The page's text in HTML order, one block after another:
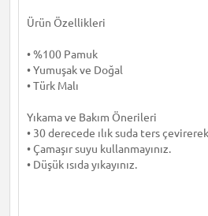
Ürün Özellikleri
• %100 Pamuk
• Yumuşak ve Doğal
• Türk Malı
Yıkama ve Bakım Önerileri
• 30 derecede ılık suda ters çevirerek
• Çamaşır suyu kullanmayınız.
• Düşük ısıda yıkayınız.